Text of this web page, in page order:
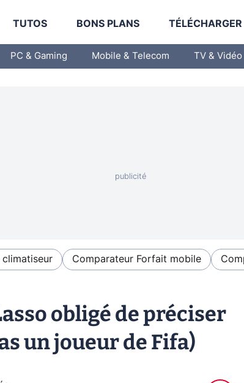
TUTOS BONS PLANS TÉLÉCHARGER
PC & Gaming Mobile & Telecom TV & Vidéo
climatiseur Comparateur Forfait mobile
obligé de préciser
un joueur de Fifa)